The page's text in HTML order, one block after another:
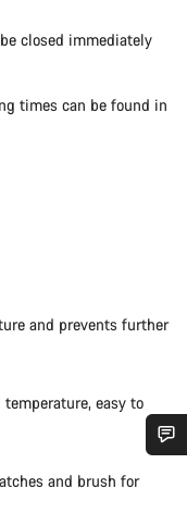
closed immediately
times can be found in
and prevents further
easy to
and brush for